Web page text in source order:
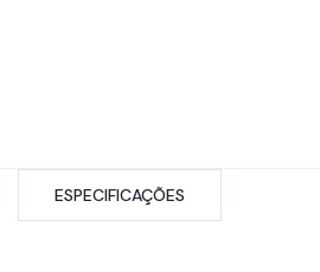
ESPECIFICAÇÕES